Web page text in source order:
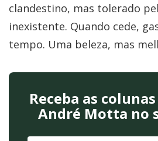
clandestino, mas tolerado
inexistente. Quando cede,
tempo. Uma beleza, mas
Receba as
André Motta no